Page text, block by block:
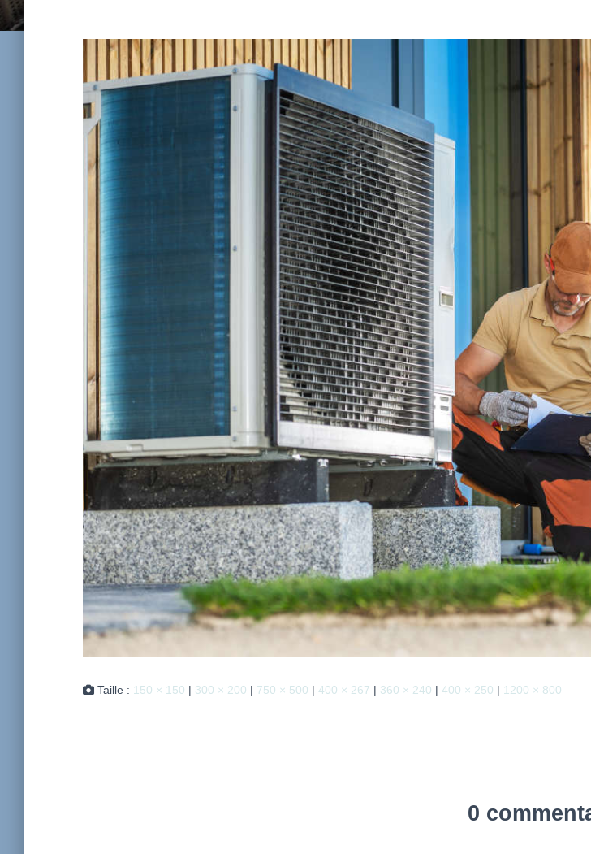
Taille : 150 × 150 | 300 × 200 | 750 × 500 | 400 × 267 | 360 × 240 | 400 × 250 | 1200 × 800
0